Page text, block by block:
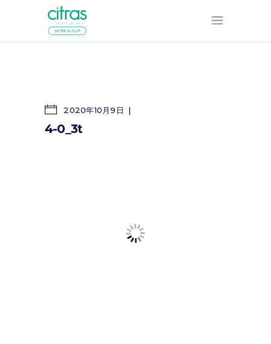
2020年10月9日
4-0_3t